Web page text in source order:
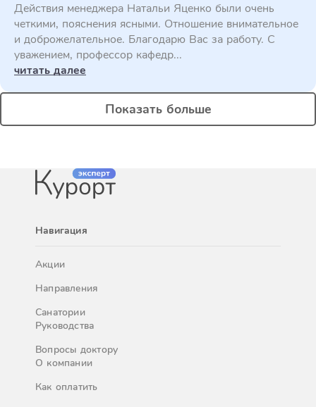
Действия менеджера Натальи Яценко были очень
четкими, пояснения ясными. Отношение внимательное
и доброжелательное. Благодарю Вас за работу. С
уважением, профессор кафедр...
читать далее
Показать больше
Навигация
Акции
Направления
Санатории
Руководства
Вопросы доктору
О компании
Как оплатить